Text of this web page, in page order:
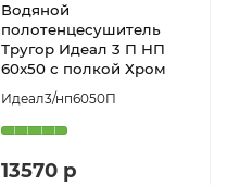
Водяной
полотенцесушитель
Тругор Идеал 3 П НП
60x50 с полкой Хром
Идеал3/нп6050П
13570 р